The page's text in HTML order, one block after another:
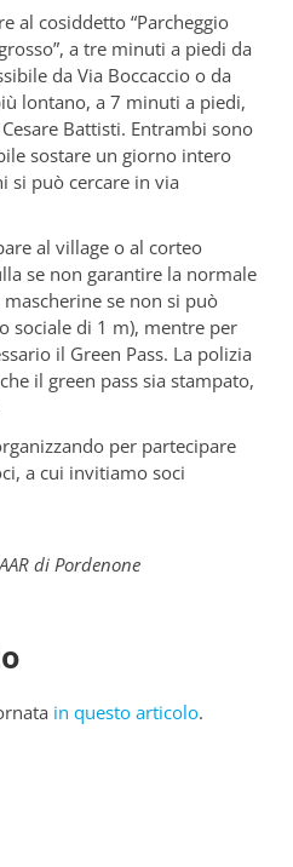
al cosiddetto “Parcheggio
a tre minuti a piedi da
da Via Boccaccio o da
lontano, a 7 minuti a piedi,
Battisti. Entrambi sono
sostare un giorno intero
si può cercare in via
al village o al corteo
se non garantire la normale
se non si può
sociale di 1 m), mentre per
il Green Pass. La polizia
il green pass sia stampato,
per partecipare
a cui invitiamo soci
di Pordenone
in questo articolo.